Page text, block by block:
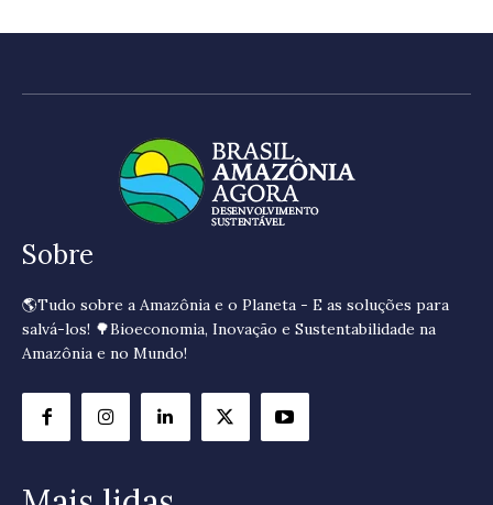
Sobre
🌎Tudo sobre a Amazônia e o Planeta - E as soluções para
salvá-los! 🌳Bioeconomia, Inovação e Sustentabilidade na
Amazônia e no Mundo!